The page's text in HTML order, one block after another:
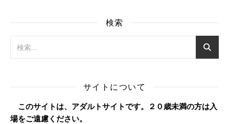
検索
サイトについて
このサイトは、アダルトサイトです。２０歳未満の方は入
場をご遠慮ください。